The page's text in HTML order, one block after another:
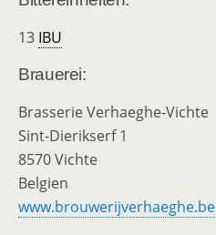
13 IBU
Brauerei:
Brasserie Verhaeghe-Vichte
Sint-Dierikserf 1
8570 Vichte
Belgien
www.brouwerijverhaeghe.be